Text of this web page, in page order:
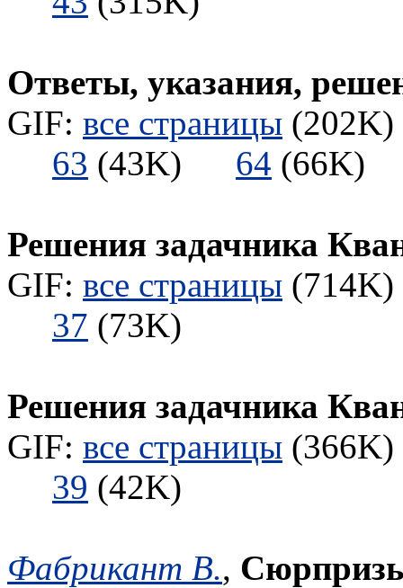
Ответы, указания,
GIF: все страницы
63 (43K) 64
Решения задачника
GIF: все страницы
37 (73K)
Решения задачника
GIF: все страницы
39 (42K)
Фабрикант В., Сюрпризы